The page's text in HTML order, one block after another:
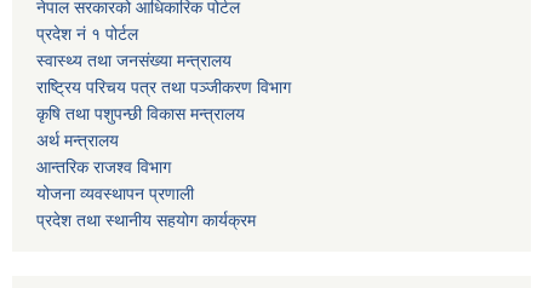
नेपाल सरकारको आधिकारिक पोर्टल
प्रदेश नं १ पोर्टल
स्वास्थ्य तथा जनसंख्या मन्त्रालय
राष्ट्रिय परिचय पत्र तथा पञ्जीकरण विभाग
कृषि तथा पशुपन्छी विकास मन्त्रालय
अर्थ मन्त्रालय
आन्तरिक राजश्व विभाग
योजना व्यवस्थापन प्रणाली
प्रदेश तथा स्थानीय सहयोग कार्यक्रम